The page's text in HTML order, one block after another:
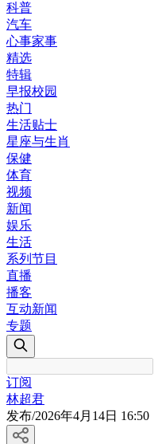
科普
汽车
心事家事
精选
特辑
早报校园
热门
生活贴士
星座与生肖
保健
体育
视频
新闻
娱乐
生活
系列节目
直播
播客
互动新闻
专题
订阅
林超君
发布/2026年4月14日 16:50